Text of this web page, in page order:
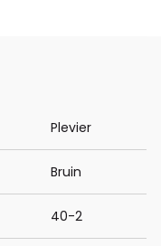
Plevier
Bruin
40-2